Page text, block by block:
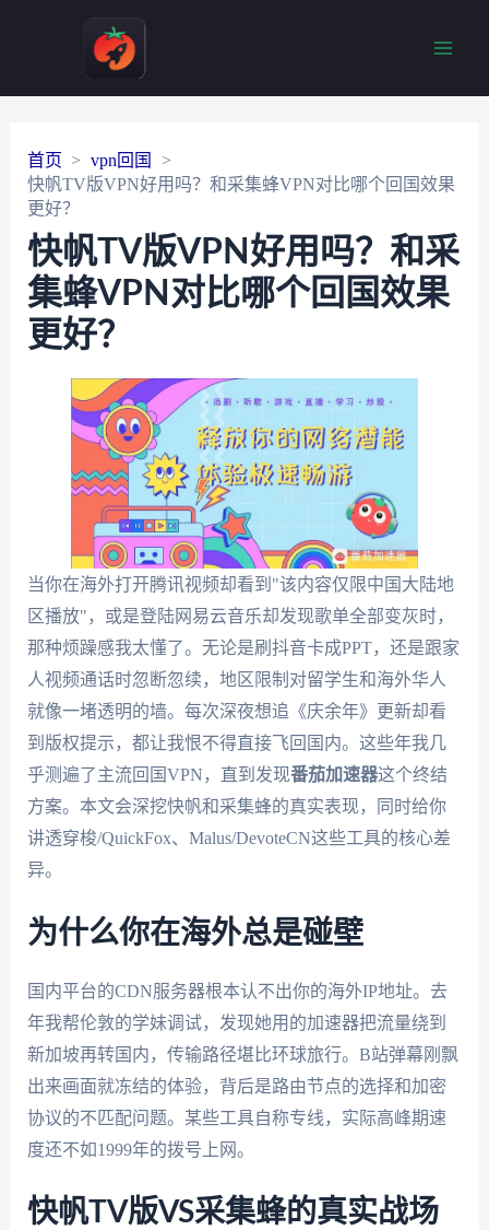
首页
vpn回国
快帆TV版VPN好用吗？和采集蜂VPN对比哪个回国效果
更好？
快帆TV版VPN好用吗？和采
集蜂VPN对比哪个回国效果
更好？
当你在海外打开腾讯视频却看到"该内容仅限中国大陆地
区播放"，或是登陆网易云音乐却发现歌单全部变灰时，
那种烦躁感我太懂了。无论是刷抖音卡成PPT，还是跟家
人视频通话时忽断忽续，地区限制对留学生和海外华人
就像一堵透明的墙。每次深夜想追《庆余年》更新却看
到版权提示，都让我恨不得直接飞回国内。这些年我几
乎测遍了主流回国VPN，直到发现番茄加速器这个终结
方案。本文会深挖快帆和采集蜂的真实表现，同时给你
讲透穿梭/QuickFox、Malus/DevoteCN这些工具的核心差
异。
为什么你在海外总是碰壁
国内平台的CDN服务器根本认不出你的海外IP地址。去
年我帮伦敦的学妹调试，发现她用的加速器把流量绕到
新加坡再转国内，传输路径堪比环球旅行。B站弹幕刚飘
出来画面就冻结的体验，背后是路由节点的选择和加密
协议的不匹配问题。某些工具自称专线，实际高峰期速
度还不如1999年的拨号上网。
快帆TV版VS采集蜂的真实战场